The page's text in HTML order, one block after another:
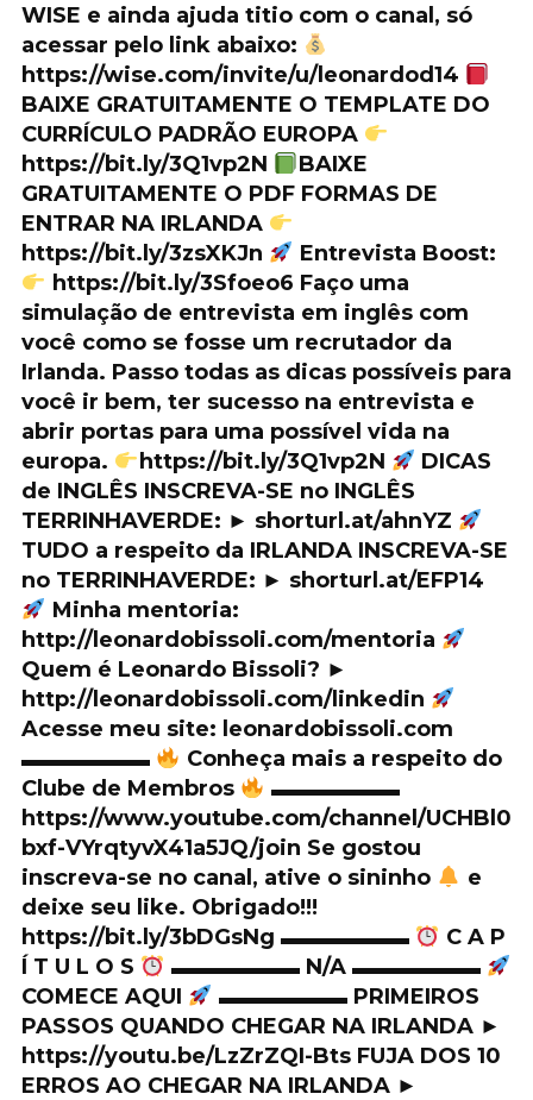
WISE e ainda ajuda titio com o canal, só
acessar pelo link abaixo:
https://wise.com/invite/u/leonardod14
BAIXE GRATUITAMENTE O TEMPLATE DO
CURRÍCULO PADRÃO EUROPA
https://bit.ly/3Q1vp2N
BAIXE
GRATUITAMENTE O PDF FORMAS DE
ENTRAR NA IRLANDA
https://bit.ly/3zsXKJn
Entrevista Boost:
https://bit.ly/3Sfoeo6 Faço uma
simulação de entrevista em inglês com
você como se fosse um recrutador da
Irlanda. Passo todas as dicas possíveis para
você ir bem, ter sucesso na entrevista e
abrir portas para uma possível vida na
europa.
https://bit.ly/3Q1vp2N
DICAS
de INGLÊS INSCREVA-SE no INGLÊS
TERRINHAVERDE: ► shorturl.at/ahnYZ
TUDO a respeito da IRLANDA INSCREVA-SE
no TERRINHAVERDE: ► shorturl.at/EFP14
Minha mentoria:
http://leonardobissoli.com/mentoria
Quem é Leonardo Bissoli? ►
http://leonardobissoli.com/linkedin
Acesse meu site: leonardobissoli.com
▬▬▬▬▬▬
Conheça mais a respeito do
Clube de Membros
▬▬▬▬▬▬
https://www.youtube.com/channel/UCHBl0
bxf-VYrqtyvX41a5JQ/join Se gostou
inscreva-se no canal, ative o sininho
e
deixe seu like. Obrigado!!!
https://bit.ly/3bDGsNg ▬▬▬▬▬▬
C A P
Í T U L O S
▬▬▬▬▬▬ N/A ▬▬▬▬▬▬
COMECE AQUI
▬▬▬▬▬▬ PRIMEIROS
PASSOS QUANDO CHEGAR NA IRLANDA ►
https://youtu.be/LzZrZQI-Bts FUJA DOS 10
ERROS AO CHEGAR NA IRLANDA ►